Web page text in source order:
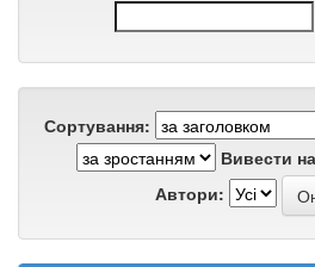
Сортування:
Вивести
Автори: